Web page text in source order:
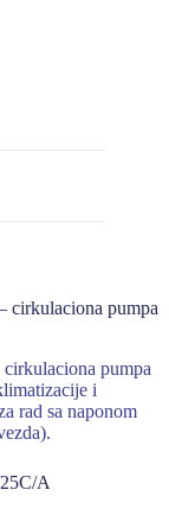
cirkulaciona pumpa
pumpa
i
rad sa naponom
A